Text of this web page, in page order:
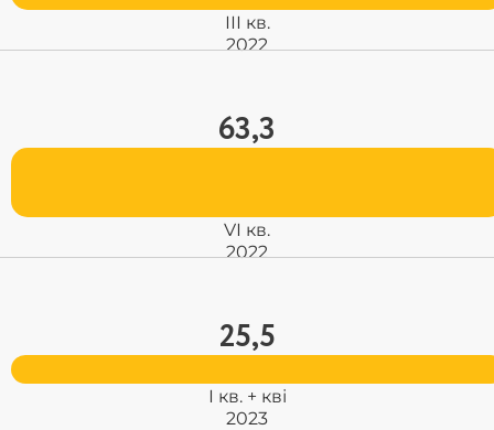
ІІІ кв.
2022
63,3
VІ кв.
2022
25,5
І кв. + кві
2023